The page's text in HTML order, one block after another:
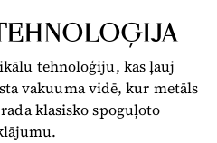
tehnoloģiju, kas ļauj
vakuuma vidē, kur metāls
klasisko spoguļoto